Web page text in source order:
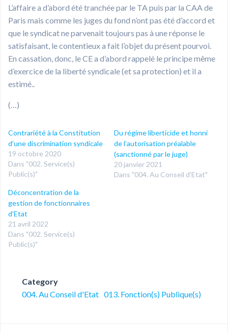
L’affaire a d’abord été tranchée par le TA puis par la CAA de
Paris mais comme les juges du fond n’ont pas été d’accord et
que le syndicat ne parvenait toujours pas à une réponse le
satisfaisant, le contentieux a fait l’objet du présent pourvoi.
En cassation, donc, le CE a d’abord rappelé le principe même
d’exercice de la liberté syndicale (et sa protection) et il a
estimé..
(…)
Contrariété à la Constitution
d’une discrimination syndicale
19 octobre 2020
Dans "002. Service(s)
Public(s)"
Du régime liberticide et honni
de l’autorisation préalable
(sanctionné par le juge)
20 janvier 2021
Dans "004. Au Conseil d'Etat"
Déconcentration de la
gestion de fonctionnaires
d’Etat
21 avril 2022
Dans "002. Service(s)
Public(s)"
Category
004. Au Conseil d'Etat 013. Fonction(s) Publique(s)